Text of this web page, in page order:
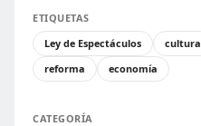
ETIQUETAS
Ley de Espectáculos
cultura
reforma
economía
CATEGORÍA